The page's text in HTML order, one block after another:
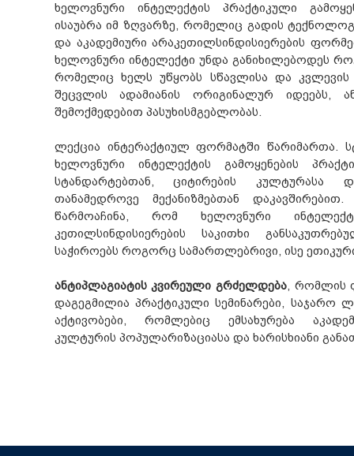
ხელოვნური ინტელექტის პრაქტიკული
ისაუბრა იმ ზღვარზე, რომელიც გადის
და აკადემიური არაკეთილსინდისიერების
ხელოვნური ინტელექტი უნდა განიხილებოდეს
რომელიც ხელს უწყობს სწავლისა და
შეცვლის ადამიანის ორიგინალურ იდეებს,
შემოქმედებით პასუხისმგებლობას.
ლექცია ინტერაქტიულ ფორმატში წარიმართა.
ხელოვნური ინტელექტის გამოყენების
სტანდარტებთან, ციტირების კულტურასა
თანამედროვე მექანიზმებთან
წარმოაჩინა, რომ ხელოვნური
კეთილსინდისიერების საკითხი
საჭიროებს როგორც სამართლებრივი, ისე
ანტიპლაგიატის კვირეული გრძელდება, რომლის
დაგეგმილია პრაქტიკული სემინარები, საჯარო
აქტივობები, რომლებიც ემსახურება
კულტურის პოპულარიზაციასა და ხარისხიანი